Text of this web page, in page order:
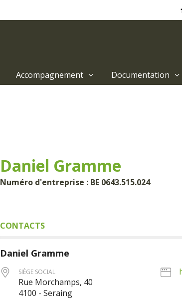
Accompagnement Documentation
Daniel Gramme
Numéro d'entreprise : BE 0643.515.024
CONTACTS
Daniel Gramme
SIÈGE SOCIAL
Rue Morchamps, 40
4100 - Seraing